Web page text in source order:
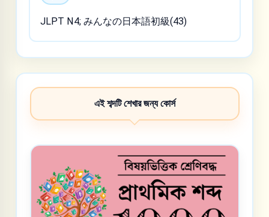
JLPT N4; みんなの日本語初級(43)
এই শব্দটি শেখার জন্য কোর্স